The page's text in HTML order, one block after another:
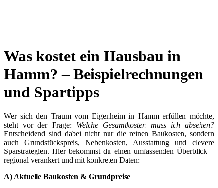
Was kostet ein Hausbau in
Hamm? – Beispielrechnungen
und Spartipps
Wer sich den Traum vom Eigenheim in Hamm erfüllen möchte,
steht vor der Frage: Welche Gesamtkosten muss ich absehen?
Entscheidend sind dabei nicht nur die reinen Baukosten, sondern
auch Grundstückspreis, Nebenkosten, Ausstattung und clevere
Sparstrategien. Hier bekommst du einen umfassenden Überblick –
regional verankert und mit konkreten Daten:
A) Aktuelle Baukosten & Grundpreise